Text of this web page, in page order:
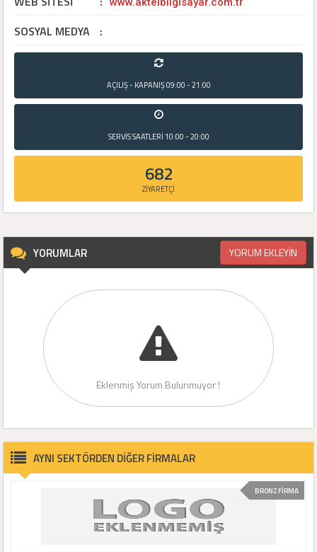
SOSYAL MEDYA :
AÇILIŞ - KAPANIŞ09:00 - 21:00
SERVİS SAATLERİ 10:00 - 20:00
682
ZİYARETÇİ
YORUMLAR YORUM EKLEYİN
Eklenmiş Yorum Bulunmuyor !
AYNI SEKTÖRDEN DİĞER FİRMALAR
BRONZ FİRMA